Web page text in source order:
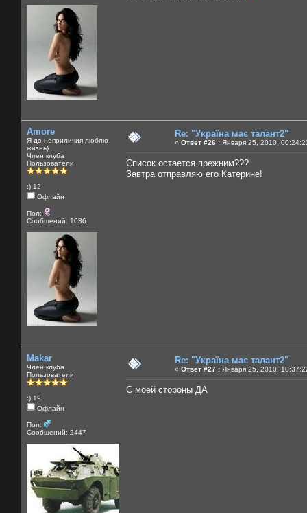
Amore
Я до неприличия люблю
жизнь)
Член клуба
Пользователи
:) 12
Офлайн
Пол:
Сообщений: 1036
Re: "Україна має талант2"
« Ответ #26 : Января 25, 2010,
Список остается прежним???
Завтра отправляю его Катерине!
Makar
Член клуба
Пользователи
:) 19
Офлайн
Пол:
Сообщений: 2447
Re: "Україна має талант2"
« Ответ #27 : Января 25, 2010,
С моей стороны ДА